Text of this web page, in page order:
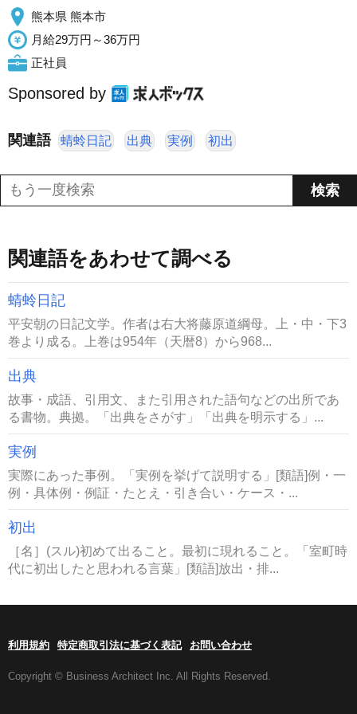
熊本県 熊本市
月給29万円～36万円
正社員
Sponsored by
関連語 蜻蛉日記 出典 実例 初出
関連語をあわせて調べる
蜻蛉日記
平安朝の日記文学。作者は右大将藤原道綱母。上・中・下3
巻より成る。上巻は954年（天暦8）から968...
出典
故事・成語、引用文、また引用された語句などの出所であ
る書物。典拠。「出典をさがす」「出典を明示する」...
実例
実際にあった事例。「実例を挙げて説明する」[類語]例・一
例・具体例・例証・たとえ・引き合い・ケース・...
初出
［名］(スル)初めて出ること。最初に現れること。「室町時
代に初出したと思われる言葉」[類語]放出・排...
利用規約 特定商取引法に基づく表記 お問い合わせ
Copyright © Business Architect Inc. All Rights Reserved.